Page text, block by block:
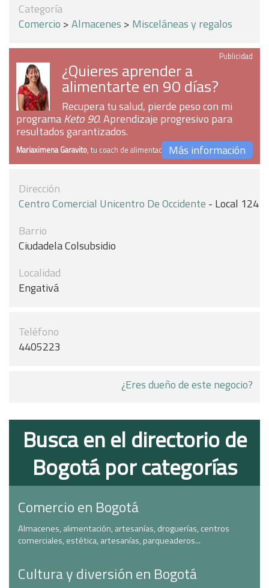
Categoría
Comercio >Almacenes > Misceláneas y regalos
Publicidad
¿Quieres aprender a
alimentarte en 90 días?
Recupera tu salud, pierde peso con mi
programaKeto 90. Aprendizaje progresivo para
resultados garantizados.
Mariaximena Garavito, tu coach de alimentaciónMás información
Dirección
Centro Comercial Unicentro De Occidente - Local 124
Barrio
Ciudadela Colsubsidio
Localidad
Engativá
Teléfono
4405223
¿Eres dueño de este negocio?
Busca en el directorio de
Bogotá por categorías
Comercio en Bogotá
Almacenes, alimentación, artesanías, droguerías, centros
comerciales, estética, artesanías, parqueaderos...
Cultura y diversión en Bogotá